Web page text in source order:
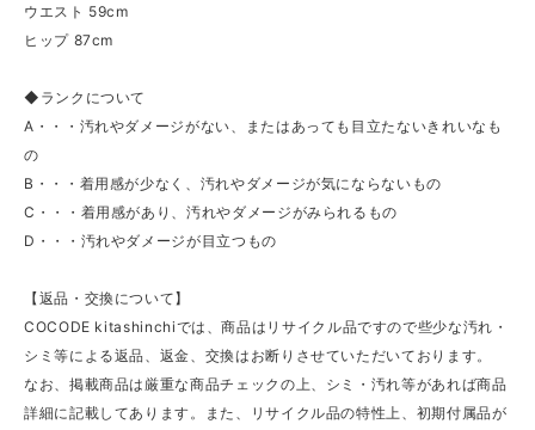
ウエスト 59cm
ヒップ 87cm
◆ランクについて
A・・・汚れやダメージがない、またはあっても目立たないきれいなも
の
B・・・着用感が少なく、汚れやダメージが気にならないもの
C・・・着用感があり、汚れやダメージがみられるもの
D・・・汚れやダメージが目立つもの
【返品・交換について】
COCODE kitashinchiでは、商品はリサイクル品ですので些少な汚れ・
シミ等による返品、返金、交換はお断りさせていただいております。
なお、掲載商品は厳重な商品チェックの上、シミ・汚れ等があれば商品
詳細に記載してあります。また、リサイクル品の特性上、初期付属品が